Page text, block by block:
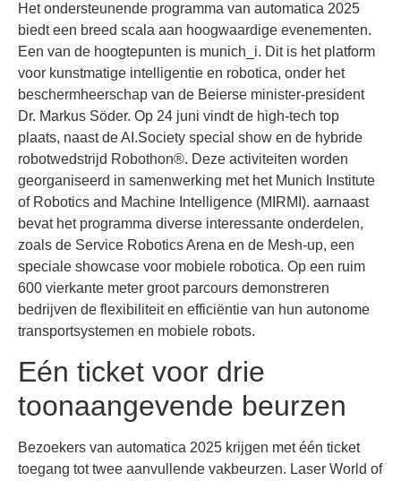
Het ondersteunende programma van automatica 2025
biedt een breed scala aan hoogwaardige evenementen.
Een van de hoogtepunten is munich_i. Dit is het platform
voor kunstmatige intelligentie en robotica, onder het
beschermheerschap van de Beierse minister-president
Dr. Markus Söder. Op 24 juni vindt de high-tech top
plaats, naast de AI.Society special show en de hybride
robotwedstrijd Robothon®. Deze activiteiten worden
georganiseerd in samenwerking met het Munich Institute
of Robotics and Machine Intelligence (MIRMI). aarnaast
bevat het programma diverse interessante onderdelen,
zoals de Service Robotics Arena en de Mesh-up, een
speciale showcase voor mobiele robotica. Op een ruim
600 vierkante meter groot parcours demonstreren
bedrijven de flexibiliteit en efficiëntie van hun autonome
transportsystemen en mobiele robots.
Eén ticket voor drie
toonaangevende beurzen
Bezoekers van automatica 2025 krijgen met één ticket
toegang tot twee aanvullende vakbeurzen. Laser World of